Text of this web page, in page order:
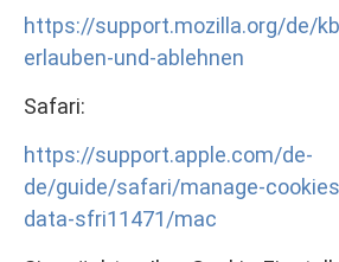
https://support.mozilla.org/de/
erlauben-und-ablehnen
Safari:
https://support.apple.com/de-
de/guide/safari/manage-
data-sfri11471/mac